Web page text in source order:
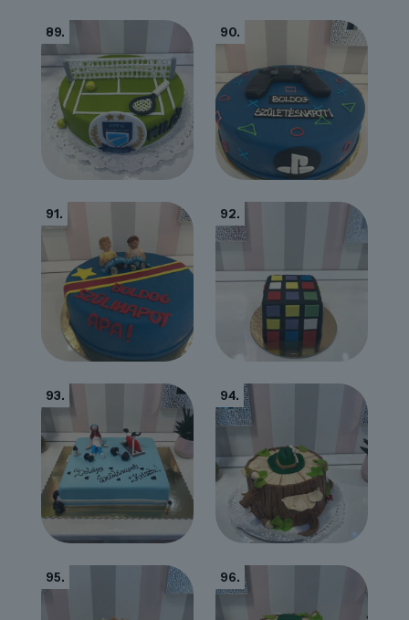
89. 90.
91. 92.
93. 94.
95. 96.